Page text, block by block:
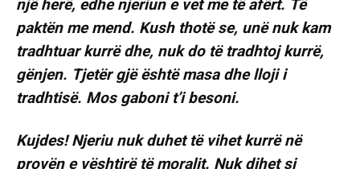
një herë, edhe njeriun e vet me të afërt. Të
paktën me mend. Kush thotë se, unë nuk kam
tradhtuar kurrë dhe, nuk do të tradhtoj kurrë,
gënjen. Tjetër gjë është masa dhe lloji i
tradhtisë. Mos gaboni t’i besoni.
Kujdes! Njeriu nuk duhet të vihet kurrë në
provën e vështirë të moralit. Nuk dihet si